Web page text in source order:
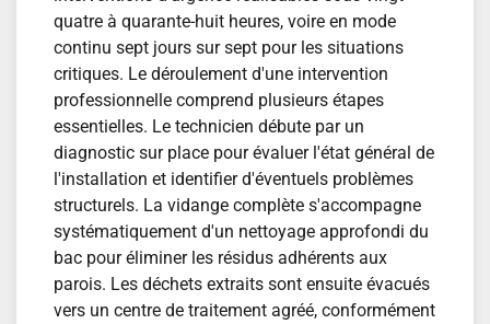
quatre à quarante-huit heures, voire en mode
continu sept jours sur sept pour les situations
critiques. Le déroulement d'une intervention
professionnelle comprend plusieurs étapes
essentielles. Le technicien débute par un
diagnostic sur place pour évaluer l'état général de
l'installation et identifier d'éventuels problèmes
structurels. La vidange complète s'accompagne
systématiquement d'un nettoyage approfondi du
bac pour éliminer les résidus adhérents aux
parois. Les déchets extraits sont ensuite évacués
vers un centre de traitement agréé, conformément